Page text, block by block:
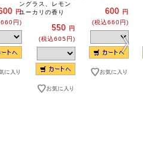
円
円)
ングラス、レモン
ユーカリの香り
550 円
(税込605円)
600 円
(税込660円)